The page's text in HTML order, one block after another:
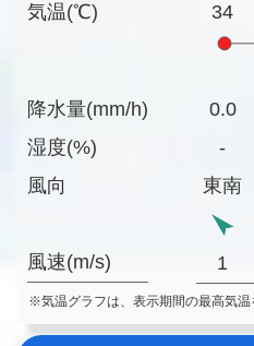
気温(℃)
降水量(mm/h)
湿度(%)
風向
風速(m/s)
34
0.0
-
東南
1
※気温グラフは、表示期間の最高気温